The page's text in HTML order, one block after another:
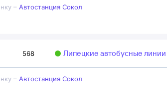
– Автостанция Сокол
568 Липецкие автобусные линии
– Автостанция Сокол